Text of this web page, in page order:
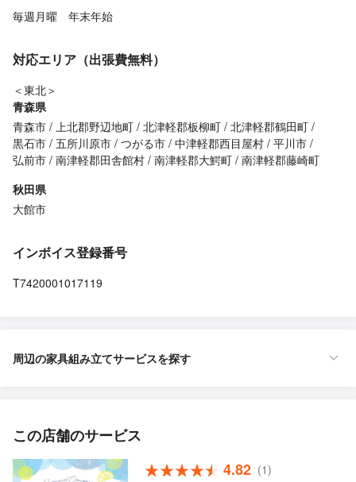
毎週月曜 年末年始
対応エリア（出張費無料）
＜東北＞
青森県
青森市 上北郡野辺地町 北津軽郡板柳町 北津軽郡鶴田町
黒石市 五所川原市 つがる市 中津軽郡西目屋村 平川市
弘前市 南津軽郡田舎館村 南津軽郡大鰐町 南津軽郡藤崎町
秋田県
大館市
インボイス登録番号
T7420001017119
周辺の家具組み立てサービスを探す
この店舗のサービス
4.82 (1)